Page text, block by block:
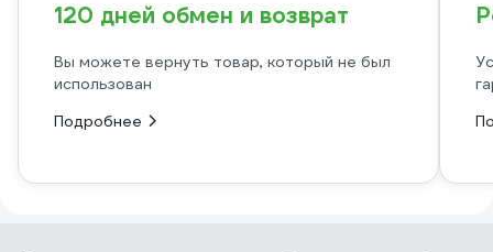
120 дней обмен и возврат
Вы можете вернуть товар, который не был
использован
Подробнее